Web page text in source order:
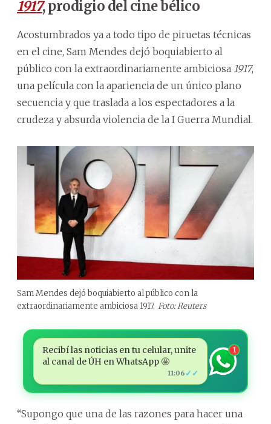
1917, prodigio del cine bélico
Acostumbrados ya a todo tipo de piruetas técnicas
en el cine, Sam Mendes dejó boquiabierto al
público con la extraordinariamente ambiciosa 1917,
una película con la apariencia de un único plano
secuencia y que traslada a los espectadores a la
crudeza y absurda violencia de la I Guerra Mundial.
Sam Mendes dejó boquiabierto al público con la
extraordinariamente ambiciosa 1917. Foto: Reuters
Recibí las noticias en tu celular, unite
al canal de ÚH en WhatsApp 🤩
11:06 ✓✓
1
“Supongo que una de las razones para hacer una